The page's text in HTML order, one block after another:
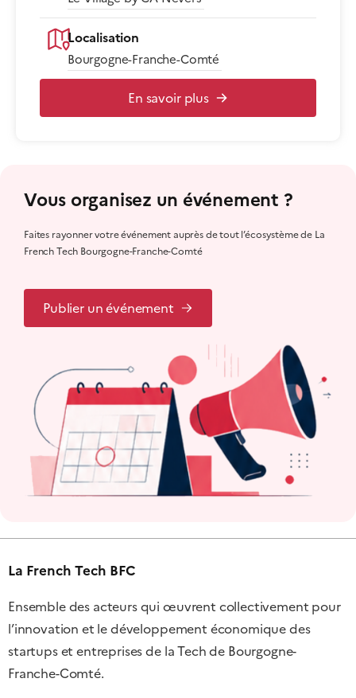
Localisation
Bourgogne-Franche-Comté
En savoir plus
Vous organisez un événement ?
Faites rayonner votre événement auprès de tout l’écosystème de La
French Tech Bourgogne-Franche-Comté
Publier un événement
La French Tech BFC
Ensemble des acteurs qui œuvrent collectivement pour
l’innovation et le développement économique des
startups et entreprises de la Tech de Bourgogne-
Franche-Comté.